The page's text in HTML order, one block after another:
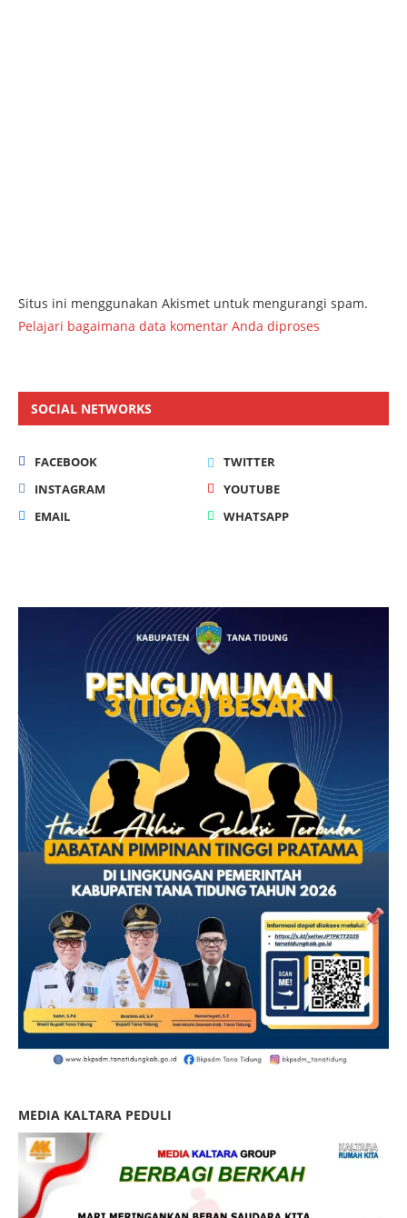
Situs ini menggunakan Akismet untuk mengurangi spam.
Pelajari bagaimana data komentar Anda diproses
SOCIAL NETWORKS
FACEBOOK
TWITTER
INSTAGRAM
YOUTUBE
EMAIL
WHATSAPP
MEDIA KALTARA PEDULI